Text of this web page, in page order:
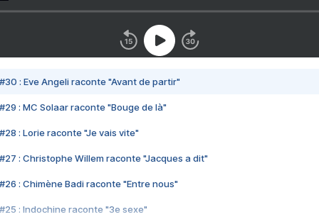
#30 : Eve Angeli raconte "Avant de partir"
#29 : MC Solaar raconte "Bouge de là"
#28 : Lorie raconte "Je vais vite"
#27 : Christophe Willem raconte "Jacques a dit"
#26 : Chimène Badi raconte "Entre nous"
#25 : Indochine raconte "3e sexe"